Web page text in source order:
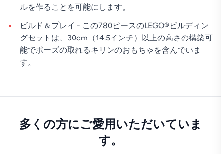
ルを作ることを可能にします。
ビルド＆プレイ - この780ピースのLEGO®ビルディン
グセットは、30cm（14.5インチ）以上の高さの構築可
能でポーズの取れるキリンのおもちゃを含んでいま
す。
多くの方にご愛用いただいていま
す。